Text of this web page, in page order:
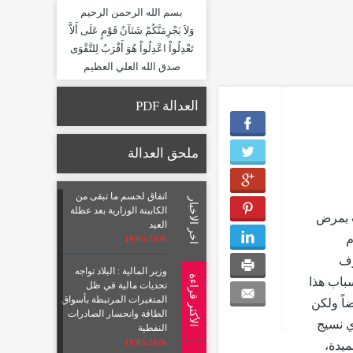
بسم الله الرحمن الرحيم
وَلاَ يَجْرِمَنَّكُمْ شَنَآنُ قَوْمٍ عَلَى أَلاَّ
تَعْدِلُواْ اعْدِلُواْ هُوَ أَقْرَبُ لِلتَّقْوَى
صدق الله العلي العظيم
بمرض
هذا
ولكن
نسيج
العدالة PDF
ملحق العدالة
اتفاق لحسم ما تبقى من
الكابينة الوزارية بعد عطلة
العيد
19/05/2026
وزير المالية : البلاد تواجه
تحديات مالية في ظل
المتغيرات المرتبطة بأسواق
الطاقة وانحسار الصادرات
النفطية
19/05/2026
اخر الاخبار
الأكثر قراءة